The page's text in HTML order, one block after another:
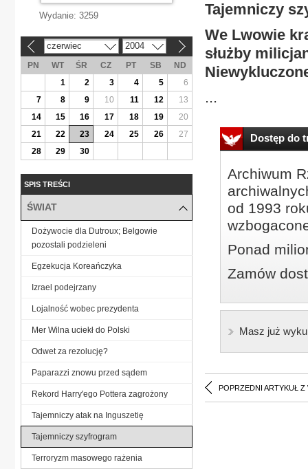
Tajemniczy
We Lwowie
służby
...
Dostęp do
Archiwum
od 1993
Ponad
Zamów
Masz już
POPRZEDNI ARTYKUŁ Z
Wydanie: 3259
czerwiec 2004
PN WT ŚR CZ PT SB
ND
1
2 3 4 5
6
7
8 9 10 11 12
13
14
15 16 17 18 19
20
21
22 23 24 25 26
27
28
29 30
SPIS TREŚCI
ŚWIAT
Dożywocie dla Dutroux; Belgowie
pozostali podzieleni
Egzekucja Koreańczyka
Izrael podejrzany
Lojalność wobec prezydenta
Mer Wilna uciekł do Polski
Odwet za rezolucję?
Paparazzi znowu przed sądem
Rekord Harry'ego Pottera zagrożony
Tajemniczy atak na Inguszetię
Tajemniczy szyfrogram
Terroryzm masowego rażenia